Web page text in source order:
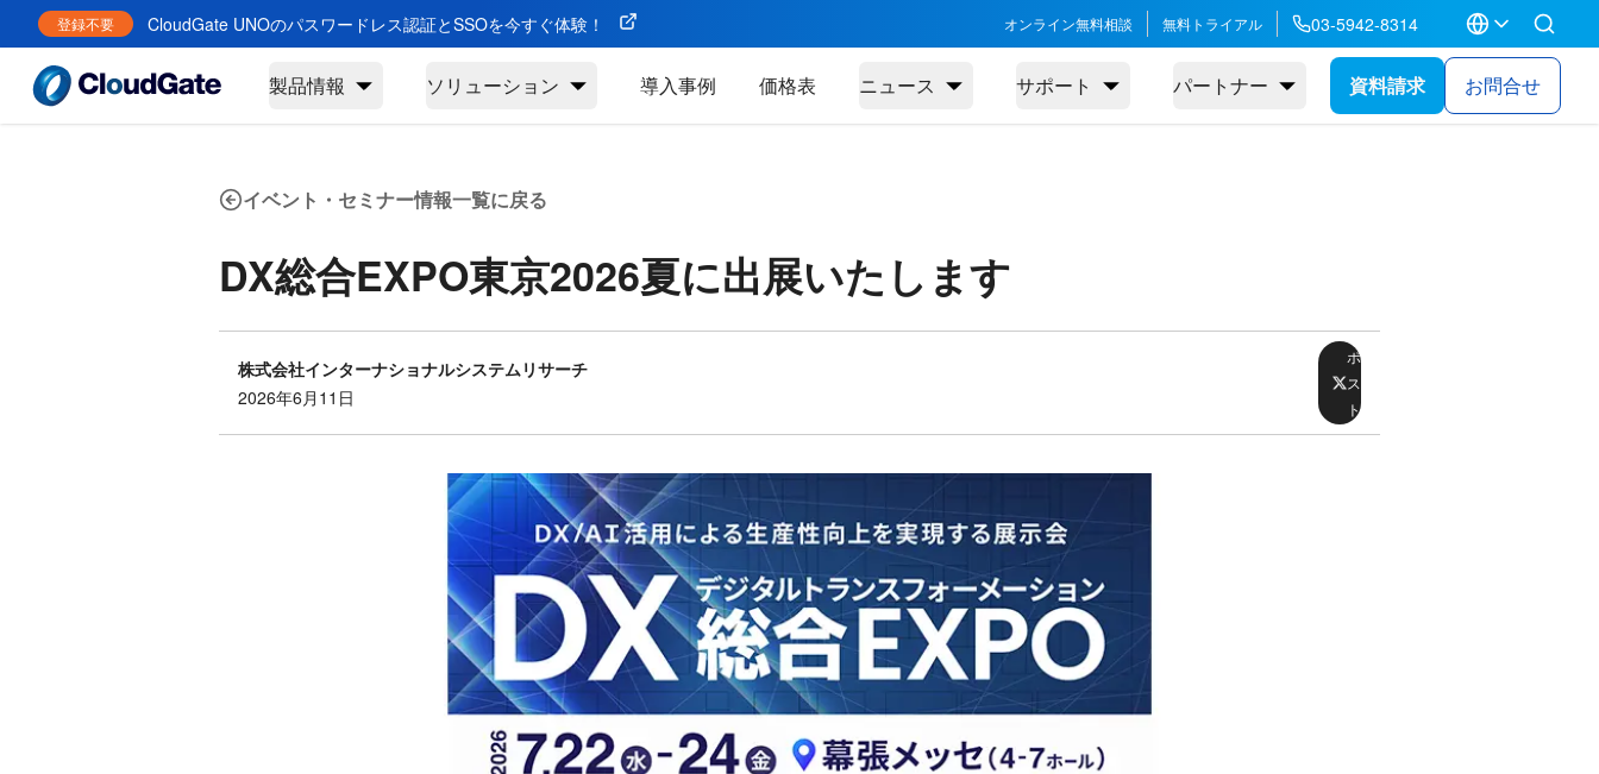
登録不要 CloudGate UNOのパスワードレス認証とSSOを今すぐ体験！ オンライン無料相談 無料トライアル 03-5942-8314
製品情報 ソリューション 導入事例 価格表 ニュース サポート パートナー 資料請求 お問合せ
イベント・セミナー情報一覧に戻る
DX総合EXPO東京2026夏に出展いたします
株式会社インターナショナルシステムリサーチ
2026年6月11日
ポ
ス
ト